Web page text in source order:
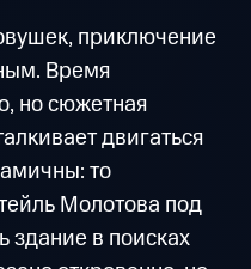
приключение
Время
но сюжетная
двигаться
то
Молотова под
здание в поисках